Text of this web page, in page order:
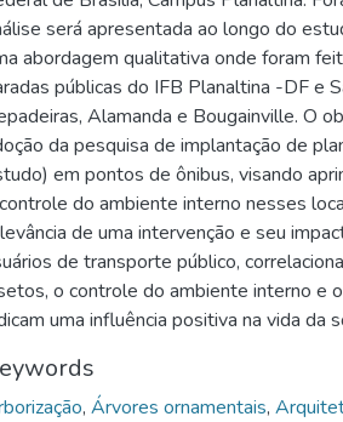
será apresentada ao longo do
abordagem qualitativa onde foram
públicas do IFB Planaltina -DF e
Alamanda e Bougainville. O
da pesquisa de implantação de
em pontos de ônibus, visando
do ambiente interno nesses
de uma intervenção e seu
de transporte público,
o controle do ambiente interno e
uma influência positiva na vida da
, Árvores ornamentais,